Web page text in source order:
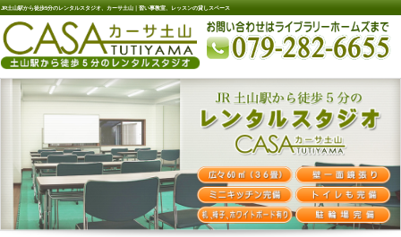
JR土山駅から徒歩5分のレンタルスタジオ、カーサ土山｜習い事教室、レッスンの貸しスペース